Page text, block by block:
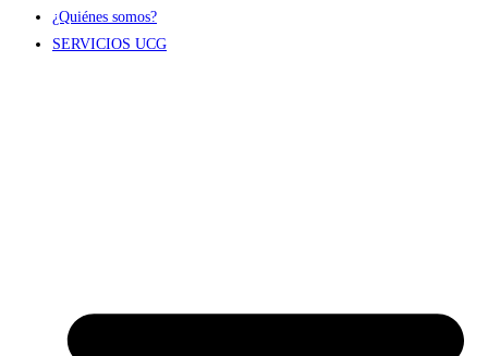
¿Quiénes somos?
SERVICIOS UCG